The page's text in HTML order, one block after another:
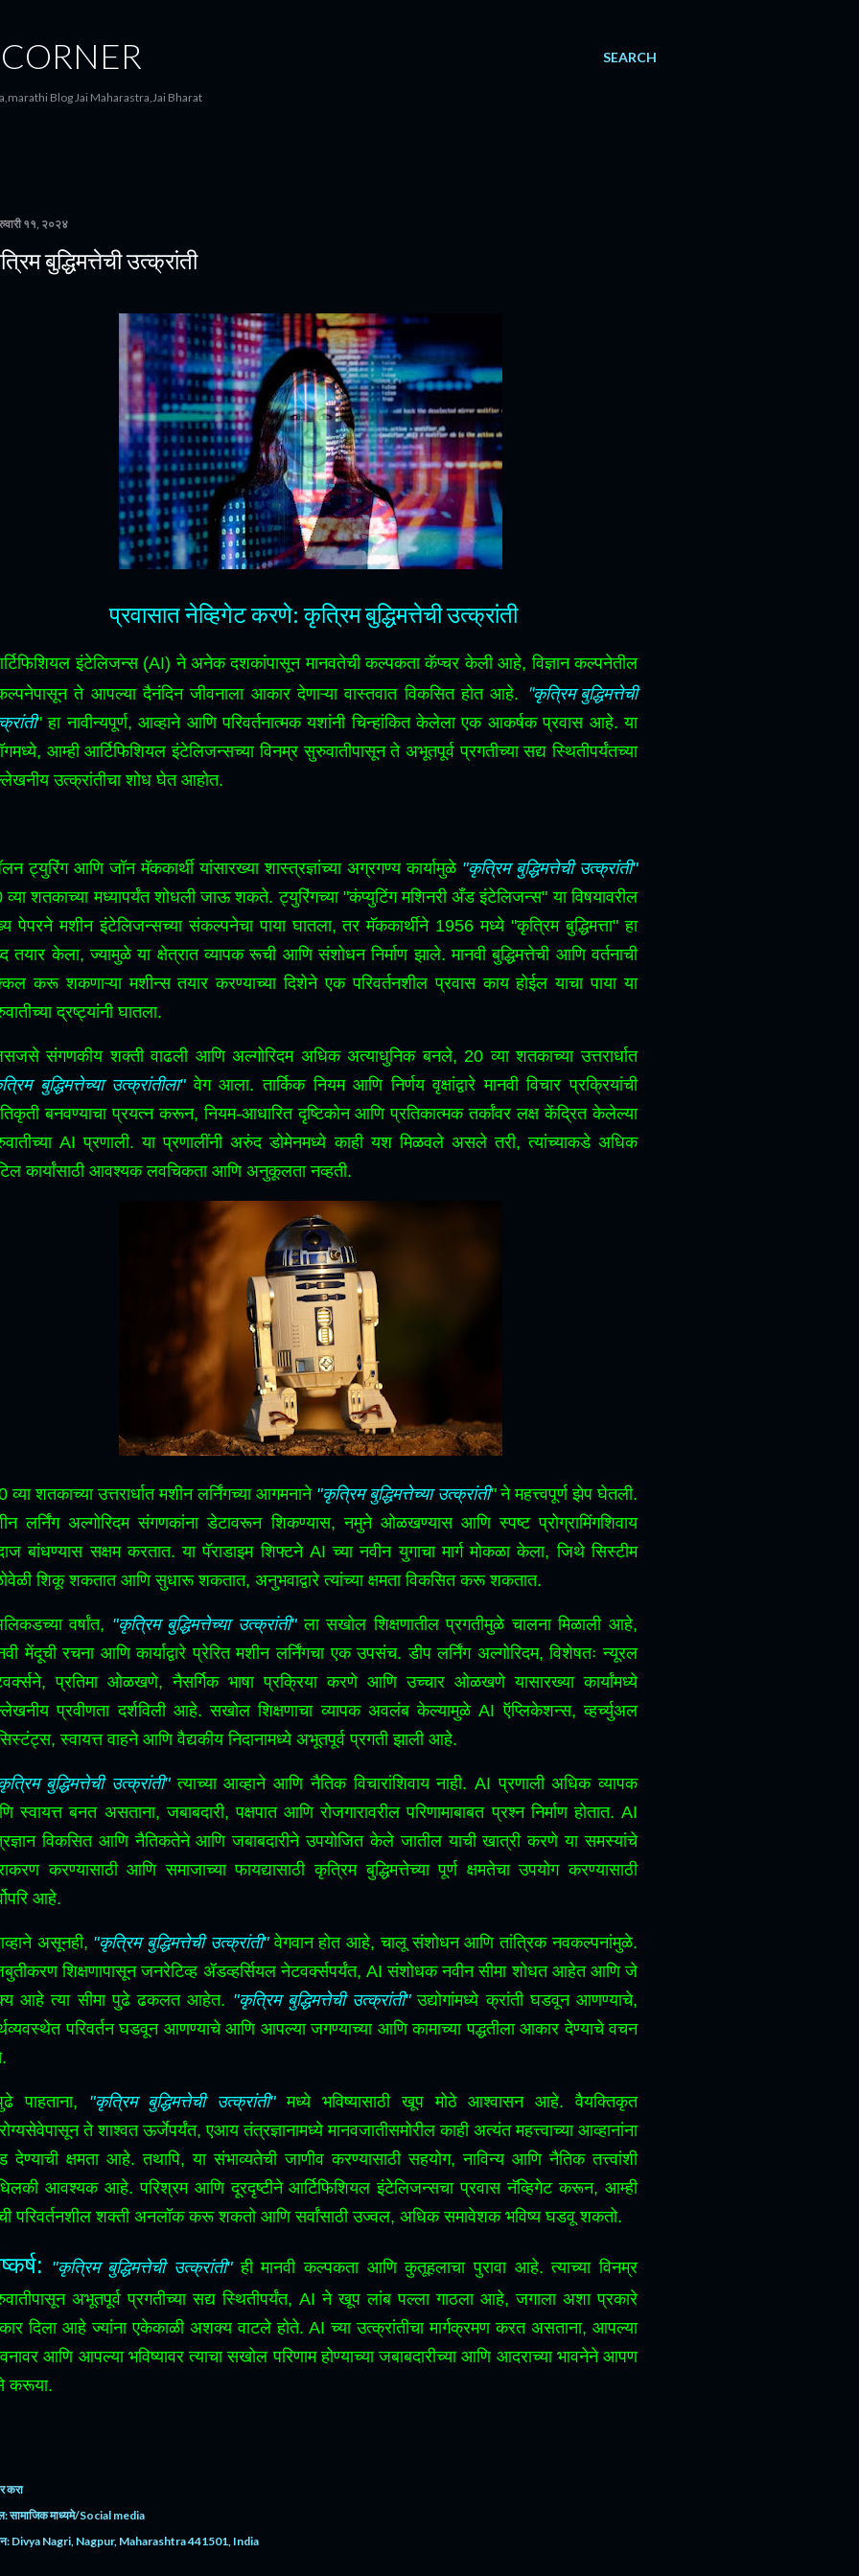
SEARCH
Blog Jai Maharastra,Jai Bharat
११, २०२४
बुद्धिमत्तेची उत्क्रांती
प्रवासात नेव्हिगेट करणे:कृत्रिम बुद्धिमत्तेची उत्क्रांती
इंटेलिजन्स (AI) ने अनेक दशकांपासून मानवतेची कल्पकता कॅप्चर केली आहे, विज्ञान कल्पनेतील
ते आपल्या दैनंदिन जीवनाला आकार देणाऱ्या वास्तवात विकसित होत आहे. "कृत्रिम बुद्धिमत्तेची
" हा नावीन्यपूर्ण, आव्हाने आणि परिवर्तनात्मक यशांनी चिन्हांकित केलेला एक आकर्षक प्रवास आहे. या
आम्ही आर्टिफिशियल इंटेलिजन्सच्या विनम्र सुरुवातीपासून ते अभूतपूर्व प्रगतीच्या सद्य स्थितीपर्यंतच्या
उत्क्रांतीचा शोध घेत आहोत.
ट्युरिंग आणि जॉन मॅककार्थी यांसारख्या शास्त्रज्ञांच्या अग्रगण्य कार्यामुळे "कृत्रिम बुद्धिमत्तेची उत्क्रांती"
व्या शतकाच्या मध्यापर्यंत शोधली जाऊ शकते. ट्युरिंगच्या "कंप्युटिंग मशिनरी अँड इंटेलिजन्स" या विषयावरील
पेपरने मशीन इंटेलिजन्सच्या संकल्पनेचा पाया घातला, तर मॅककार्थीने 1956 मध्ये "कृत्रिम बुद्धिमत्ता" हा
तयार केला, ज्यामुळे या क्षेत्रात व्यापक रूची आणि संशोधन निर्माण झाले. मानवी बुद्धिमत्तेची आणि वर्तनाची
करू शकणाऱ्या मशीन्स तयार करण्याच्या दिशेने एक परिवर्तनशील प्रवास काय होईल याचा पाया या
द्रष्ट्यांनी घातला.
संगणकीय शक्ती वाढली आणि अल्गोरिदम अधिक अत्याधुनिक बनले, 20 व्या शतकाच्या उत्तरार्धात
बुद्धिमत्तेच्या उत्क्रांतीला"वेग आला. तार्किक नियम आणि निर्णय वृक्षांद्वारे मानवी विचार प्रक्रियांची
बनवण्याचा प्रयत्न करून, नियम-आधारित दृष्टिकोन आणि प्रतिकात्मक तर्कांवर लक्ष केंद्रित केलेल्या
AI प्रणाली. या प्रणालींनी अरुंद डोमेनमध्ये काही यश मिळवले असले तरी, त्यांच्याकडे अधिक
कार्यांसाठी आवश्यक लवचिकता आणि अनुकूलता नव्हती.
व्या शतकाच्या उत्तरार्धात मशीन लर्निंगच्या आगमनाने "कृत्रिम बुद्धिमत्तेच्या उत्क्रांती"ने महत्त्वपूर्ण झेप घेतली.
लर्निंग अल्गोरिदम संगणकांना डेटावरून शिकण्यास, नमुने ओळखण्यास आणि स्पष्ट प्रोग्रामिंगशिवाय
बांधण्यास सक्षम करतात. या पॅराडाइम शिफ्टने AI च्या नवीन युगाचा मार्ग मोकळा केला, जिथे सिस्टीम
शिकू शकतात आणि सुधारू शकतात, अनुभवाद्वारे त्यांच्या क्षमता विकसित करू शकतात.
वर्षांत, "कृत्रिम बुद्धिमत्तेच्या उत्क्रांती"ला सखोल शिक्षणातील प्रगतीमुळे चालना मिळाली आहे,
मेंदूची रचना आणि कार्याद्वारे प्रेरित मशीन लर्निंगचा एक उपसंच. डीप लर्निंग अल्गोरिदम, विशेषतः न्यूरल
प्रतिमा ओळखणे, नैसर्गिक भाषा प्रक्रिया करणे आणि उच्चार ओळखणे यासारख्या कार्यांमध्ये
प्रवीणता दर्शविली आहे. सखोल शिक्षणाचा व्यापक अवलंब केल्यामुळे AI ऍप्लिकेशन्स, व्हर्च्युअल
स्वायत्त वाहने आणि वैद्यकीय निदानामध्ये अभूतपूर्व प्रगती झाली आहे.
बुद्धिमत्तेची उत्क्रांती"त्याच्या आव्हाने आणि नैतिक विचारांशिवाय नाही. AI प्रणाली अधिक व्यापक
स्वायत्त बनत असताना, जबाबदारी, पक्षपात आणि रोजगारावरील परिणामाबाबत प्रश्न निर्माण होतात. AI
विकसित आणि नैतिकतेने आणि जबाबदारीने उपयोजित केले जातील याची खात्री करणे या समस्यांचे
करण्यासाठी आणि समाजाच्या फायद्यासाठी कृत्रिम बुद्धिमत्तेच्या पूर्ण क्षमतेचा उपयोग करण्यासाठी
आहे.
असूनही, "कृत्रिम बुद्धिमत्तेची उत्क्रांती"वेगवान होत आहे, चालू संशोधन आणि तांत्रिक नवकल्पनांमुळे.
शिक्षणापासून जनरेटिव्ह ॲडव्हर्सियल नेटवर्क्सपर्यंत, AI संशोधक नवीन सीमा शोधत आहेत आणि जे
आहे त्या सीमा पुढे ढकलत आहेत. "कृत्रिम बुद्धिमत्तेची उत्क्रांती"उद्योगांमध्ये क्रांती घडवून आणण्याचे,
परिवर्तन घडवून आणण्याचे आणि आपल्या जगण्याच्या आणि कामाच्या पद्धतीला आकार देण्याचे वचन
पाहताना, "कृत्रिम बुद्धिमत्तेची उत्क्रांती"मध्ये भविष्यासाठी खूप मोठे आश्वासन आहे.
वैयक्तिकृत
ते शाश्वत ऊर्जेपर्यंत, एआय तंत्रज्ञानामध्ये मानवजातीसमोरील काही अत्यंत महत्त्वाच्या आव्हानांना
देण्याची क्षमता आहे. तथापि, या संभाव्यतेची जाणीव करण्यासाठी सहयोग, नाविन्य आणि नैतिक तत्त्वांशी
आवश्यक आहे. परिश्रम आणि दूरदृष्टीने आर्टिफिशियल इंटेलिजन्सचा प्रवास नॅव्हिगेट करून, आम्ही
परिवर्तनशील शक्ती अनलॉक करू शकतो आणि सर्वांसाठी उज्वल, अधिक समावेशक भविष्य घडवू शकतो.
"कृत्रिम बुद्धिमत्तेची उत्क्रांती"ही मानवी कल्पकता आणि कुतूहलाचा पुरावा आहे. त्याच्या विनम्र
अभूतपूर्व प्रगतीच्या सद्य स्थितीपर्यंत, AI ने खूप लांब पल्ला गाठला आहे, जगाला अशा प्रकारे
दिला आहे ज्यांना एकेकाळी अशक्य वाटले होते. AI च्या उत्क्रांतीचा मार्गक्रमण करत असताना, आपल्या
आणि आपल्या भविष्यावर त्याचा सखोल परिणाम होण्याच्या जबाबदारीच्या आणि आदराच्या भावनेने आपण
करूया.
करा
सामाजिक माध्यमे/Social media
Divya Nagri, Nagpur, Maharashtra 441501, India